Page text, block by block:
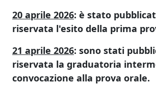
20 aprile 2026: è stato
riservata l'esito della prima
21 aprile 2026: sono stati
riservata la graduatoria
convocazione alla prova orale.